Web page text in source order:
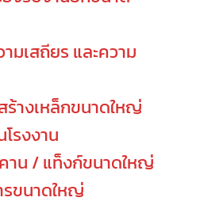
มเสถียร และความ
ร้างเหล็กขนาดใหญ่
รงงาน
าน / แท็งก์ขนาดใหญ่
รขนาดใหญ่